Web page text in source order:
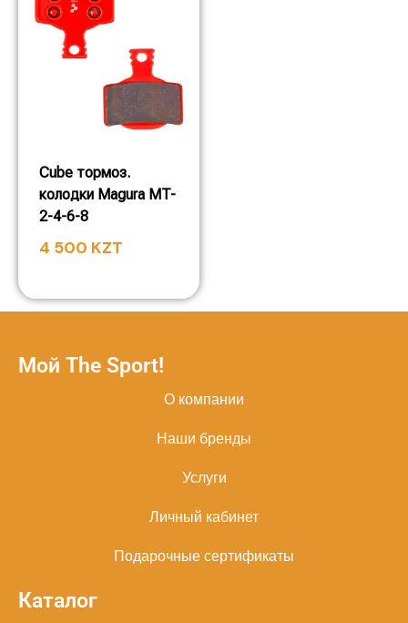
Cube тормоз.
колодки Magura MT-
2-4-6-8
4 500 KZT
Мой The Sport!
О компании
Наши бренды
Услуги
Личный кабинет
Подарочные сертификаты
Каталог